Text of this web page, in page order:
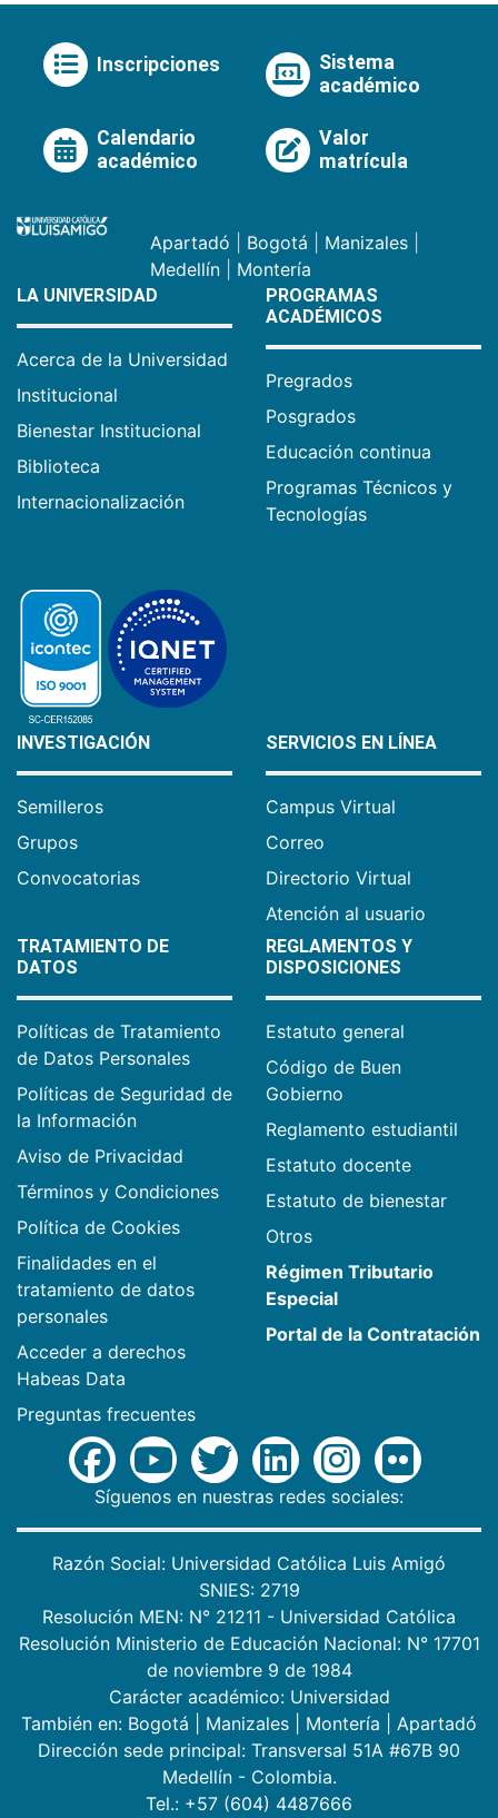
Inscripciones
Sistema
académico
Calendario
académico
Valor
matrícula
Apartadó Bogotá Manizales
Medellín
Montería
LA UNIVERSIDAD
Acerca de la Universidad
Institucional
Bienestar Institucional
Biblioteca
Internacionalización
PROGRAMAS
ACADÉMICOS
Pregrados
Posgrados
Educación continua
Programas Técnicos y
Tecnologías
INVESTIGACIÓN
Semilleros
Grupos
Convocatorias
SERVICIOS EN LÍNEA
Campus Virtual
Correo
Directorio Virtual
Atención al usuario
TRATAMIENTO DE
DATOS
Políticas de Tratamiento
de Datos Personales
Políticas de Seguridad de
la Información
Aviso de Privacidad
Términos y Condiciones
Política de Cookies
Finalidades en el
tratamiento de datos
personales
Acceder a derechos
Habeas Data
Preguntas frecuentes
REGLAMENTOS Y
DISPOSICIONES
Estatuto general
Código de Buen
Gobierno
Reglamento estudiantil
Estatuto docente
Estatuto de bienestar
Otros
Régimen Tributario
Especial
Portal de la Contratación
Síguenos en nuestras redes sociales:
Razón Social: Universidad Católica Luis Amigó
SNIES: 2719
Resolución MEN: N° 21211 - Universidad Católica
Resolución Ministerio de Educación Nacional: N° 17701
de noviembre 9 de 1984
Carácter académico: Universidad
También en: Bogotá Manizales Montería
Apartadó
Dirección sede principal: Transversal 51A #67B 90
Medellín - Colombia.
Tel.: +57 (604) 4487666